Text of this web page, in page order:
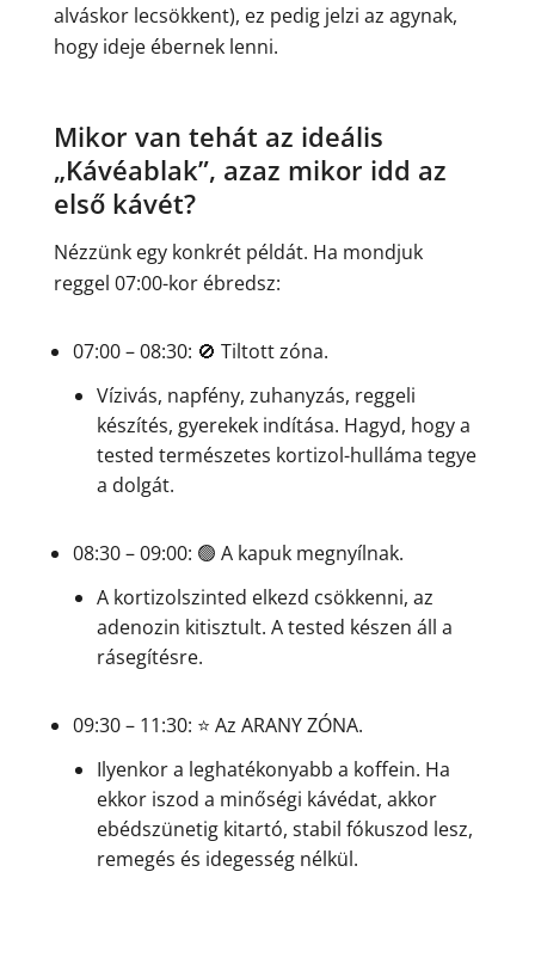
alváskor lecsökkent), ez pedig jelzi az agynak,
hogy ideje ébernek lenni.
Mikor van tehát az ideális
„Kávéablak”, azaz mikor idd az
első kávét?
Nézzünk egy konkrét példát. Ha mondjuk
reggel 07:00-kor ébredsz:
07:00 – 08:30: 🚫 Tiltott zóna.
Vízivás, napfény, zuhanyzás, reggeli
készítés, gyerekek indítása. Hagyd, hogy a
tested természetes kortizol-hulláma tegye
a dolgát.
08:30 – 09:00: 🟢 A kapuk megnyílnak.
A kortizolszinted elkezd csökkenni, az
adenozin kitisztult. A tested készen áll a
rásegítésre.
09:30 – 11:30: ⭐ Az ARANY ZÓNA.
Ilyenkor a leghatékonyabb a koffein. Ha
ekkor iszod a minőségi kávédat, akkor
ebédszünetig kitartó, stabil fókuszod lesz,
remegés és idegesség nélkül.